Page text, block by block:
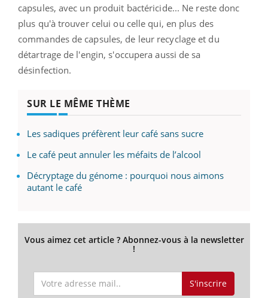
capsules, avec un produit bactéricide... Ne reste donc
plus qu'à trouver celui ou celle qui, en plus des
commandes de capsules, de leur recyclage et du
détartrage de l'engin, s'occupera aussi de sa
désinfection.
SUR LE MÊME THÈME
Les sadiques préfèrent leur café sans sucre
Le café peut annuler les méfaits de l’alcool
Décryptage du génome : pourquoi nous aimons
autant le café
Vous aimez cet article ? Abonnez-vous à la newsletter
!
S'inscrire